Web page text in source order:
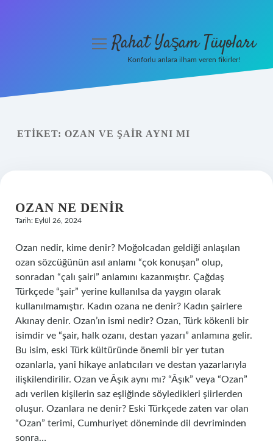
Yasal Uyarı
menüyüRahat Yaşam Tüyoları
Konforlu anlara ilham veren fikirler!
ETIKET: OZAN VE ŞAIR AYNI MI
OZAN NE DENIR
Tarih: Eylül 26, 2024
Ozan nedir, kime denir? Moğolcadan geldiği anlaşılan
ozan sözcüğünün asıl anlamı “çok konuşan” olup,
sonradan “çalı şairi” anlamını kazanmıştır. Çağdaş
Türkçede “şair” yerine kullanılsa da yaygın olarak
kullanılmamıştır. Kadın ozana ne denir? Kadın şairlere
Akınay denir. Ozan’ın ismi nedir? Ozan, Türk kökenli bir
isimdir ve “şair, halk ozanı, destan yazarı” anlamına gelir.
Bu isim, eski Türk kültüründe önemli bir yer tutan
ozanlarla, yani hikaye anlatıcıları ve destan yazarlarıyla
ilişkilendirilir. Ozan ve Âşık aynı mı? “Âşık” veya “Ozan”
adı verilen kişilerin saz eşliğinde söyledikleri şiirlerden
oluşur. Ozanlara ne denir? Eski Türkçede zaten var olan
“Ozan” terimi, Cumhuriyet döneminde dil devriminden
sonra…